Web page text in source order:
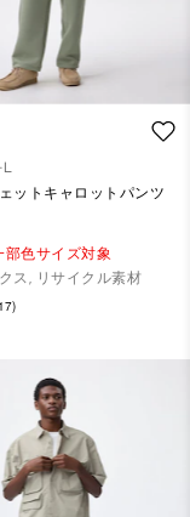
L
ットキャロットパンツ
部色サイズ対象
ス, リサイクル素材